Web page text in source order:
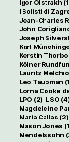
Igor OÏstrakh
I Solisti di
Jean-Charles
John
Joseph
Karl
Kerstin
Kölner
Lauritz
Leo Taubman
Lorna Cooke
LPO (2) LSO (4)
Magdeleine
Maria Callas (2)
Mason Jones
Mendelssohn